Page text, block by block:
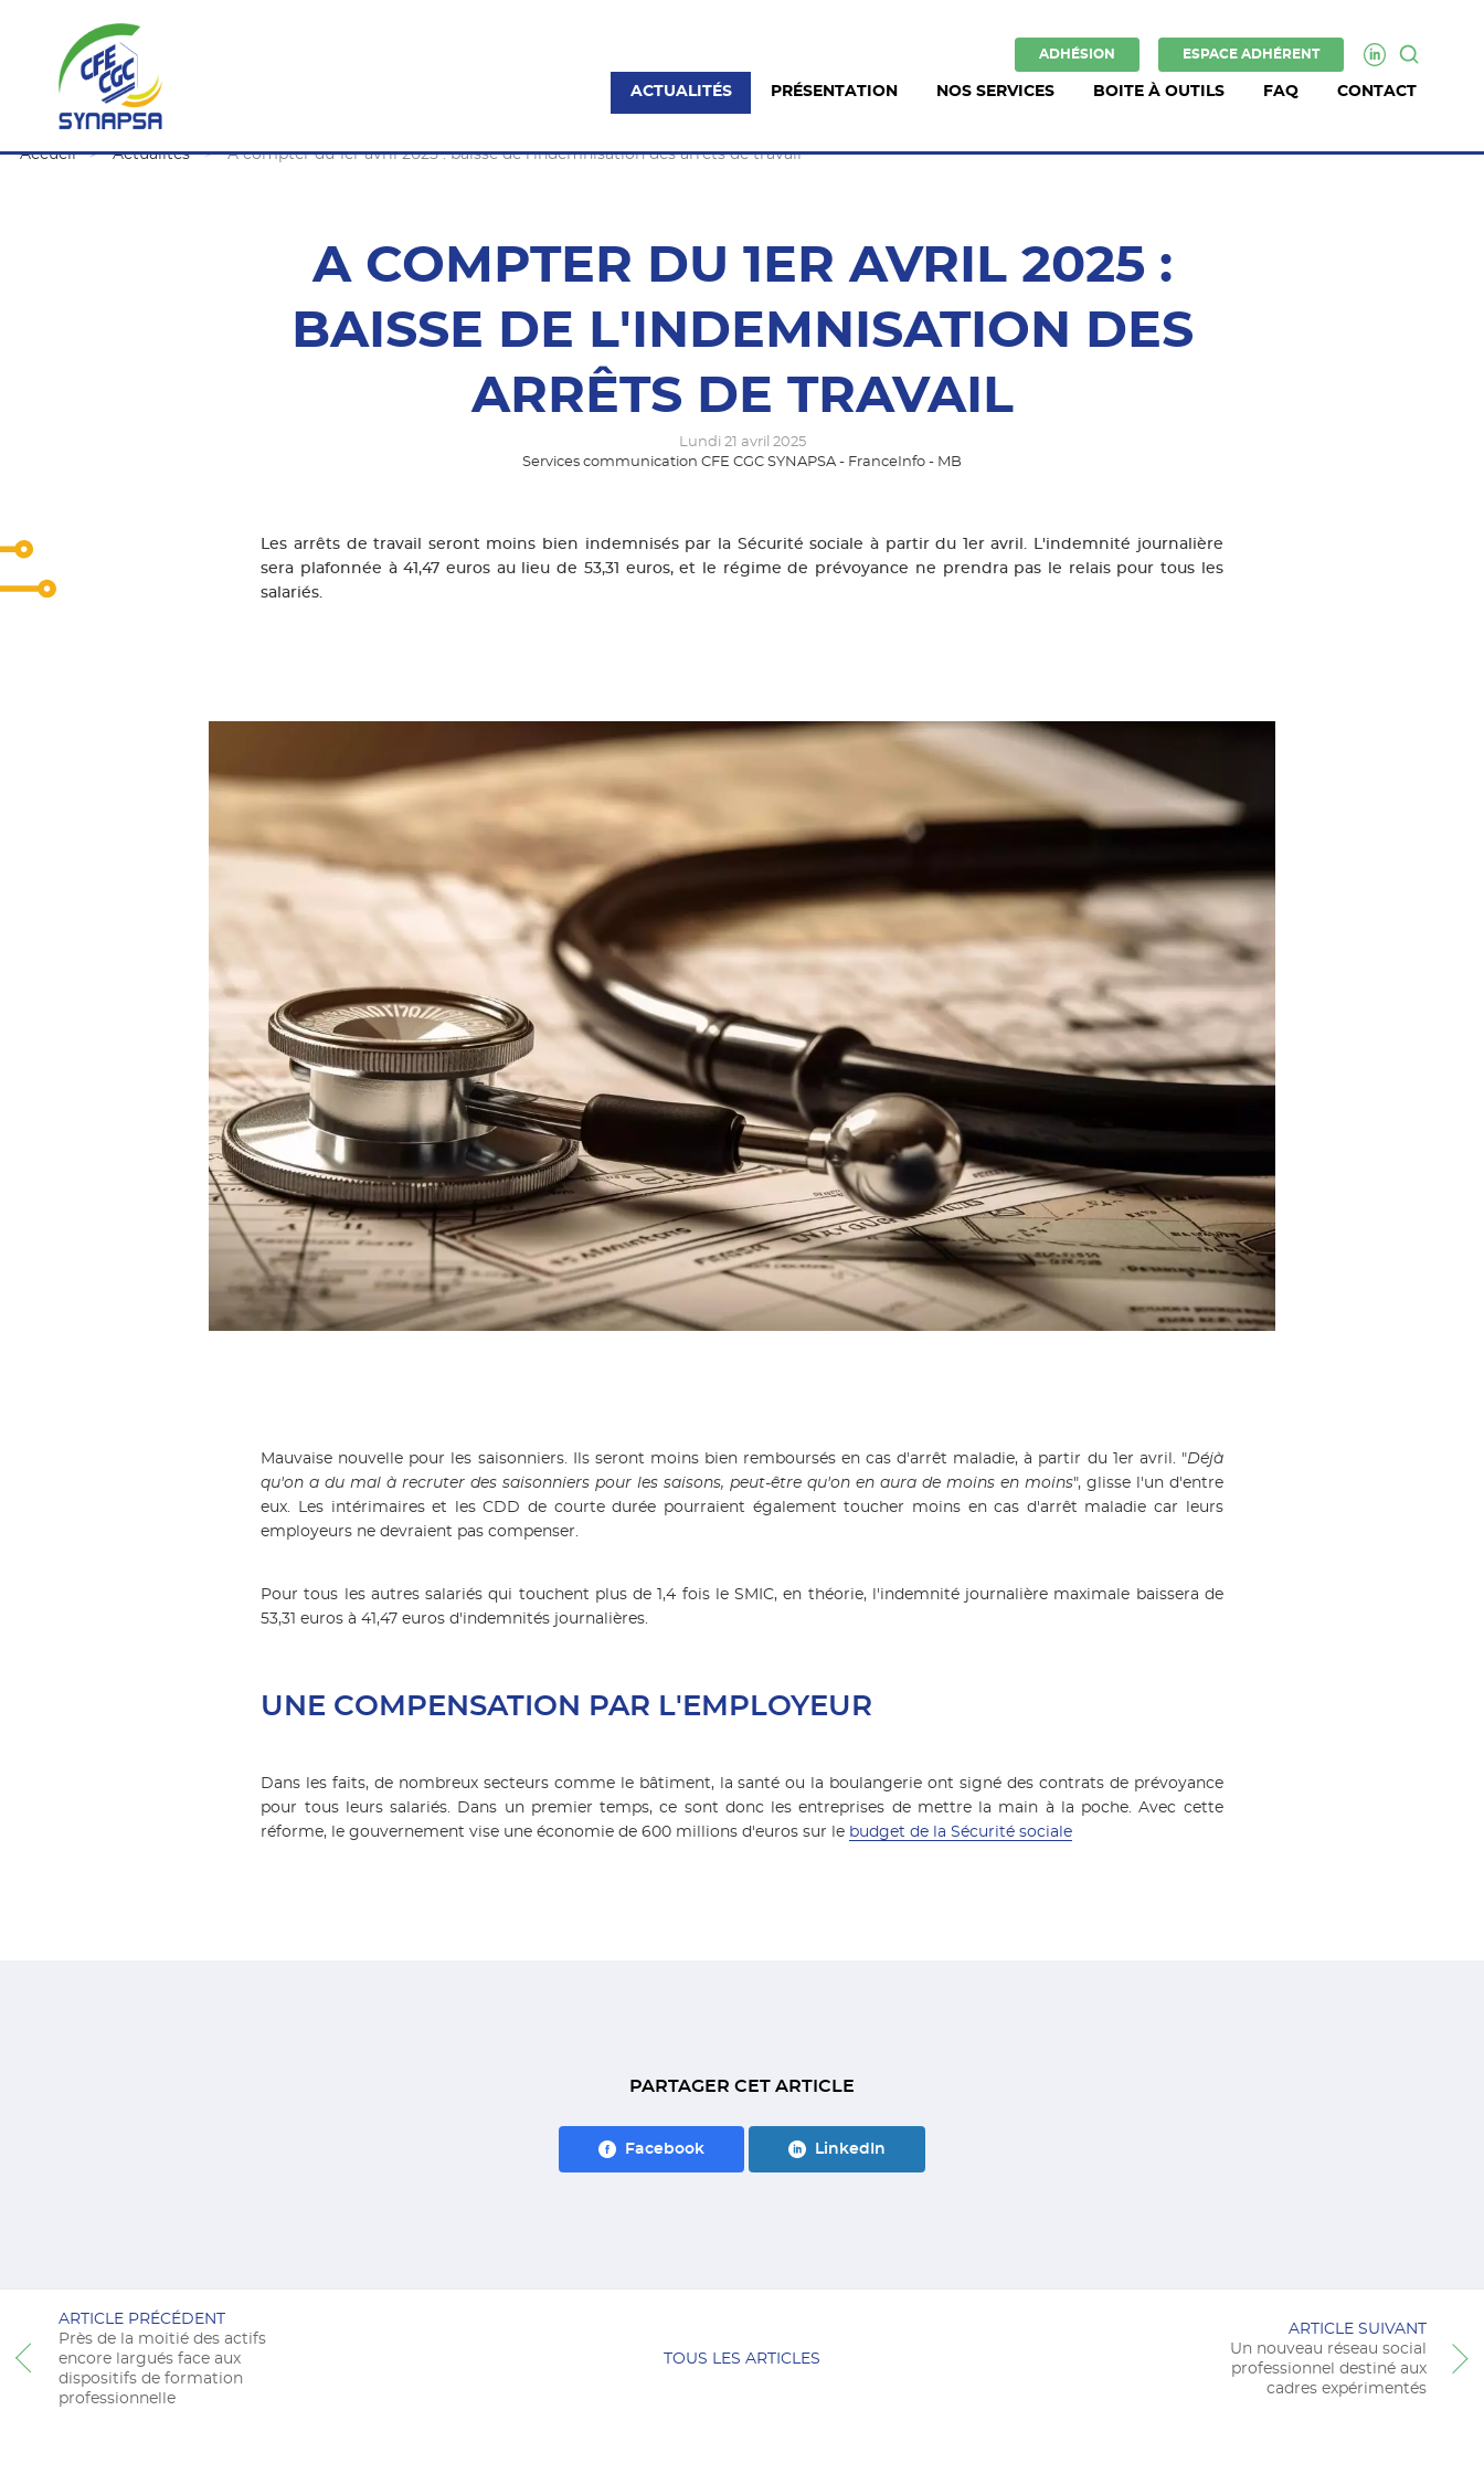
ADHÉSION ESPACE ADHÉRENT
ACTUALITÉS PRÉSENTATION NOS SERVICES BOITE À OUTILS FAQ CONTACT
Accueil Actualités A compter du 1er avril 2025 : baisse de l'indemnisation des arrêts de travail
A COMPTER DU 1ER AVRIL 2025 :
BAISSE DE L'INDEMNISATION DES
ARRÊTS DE TRAVAIL
Lundi 21 avril 2025
Services communication CFE CGC SYNAPSA - FranceInfo - MB
Les arrêts de travail seront moins bien indemnisés par la Sécurité sociale à partir du 1er avril. L'indemnité journalière
sera plafonnée à 41,47 euros au lieu de 53,31 euros, et le régime de prévoyance ne prendra pas le relais pour tous les
salariés.
Mauvaise nouvelle pour les saisonniers. Ils seront moins bien remboursés en cas d'arrêt maladie, à partir du 1er avril. "Déjà
qu'on a du mal à recruter des saisonniers pour les saisons, peut-être qu'on en aura de moins en moins", glisse l'un d'entre
eux. Les intérimaires et les CDD de courte durée pourraient également toucher moins en cas d'arrêt maladie car leurs
employeurs ne devraient pas compenser.
Pour tous les autres salariés qui touchent plus de 1,4 fois le SMIC, en théorie, l'indemnité journalière maximale baissera de
53,31 euros à 41,47 euros d'indemnités journalières.
UNE COMPENSATION PAR L'EMPLOYEUR
Dans les faits, de nombreux secteurs comme le bâtiment, la santé ou la boulangerie ont signé des contrats de prévoyance
pour tous leurs salariés. Dans un premier temps, ce sont donc les entreprises de mettre la main à la poche. Avec cette
réforme, le gouvernement vise une économie de 600 millions d'euros sur le budget de la Sécurité sociale
PARTAGER CET ARTICLE
Facebook LinkedIn
ARTICLE PRÉCÉDENT
Près de la moitié des actifs
encore largués face aux
dispositifs de formation
professionnelle
TOUS LES ARTICLES
ARTICLE SUIVANT
Un nouveau réseau social
professionnel destiné aux
cadres expérimentés